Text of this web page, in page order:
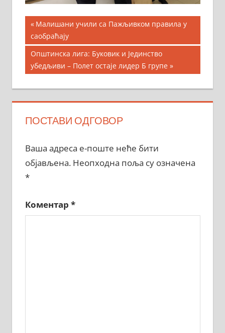
Кретање
чланка
Previous
Post:
Малишани учили са Пажљивком правила у
саобраћају
Next
Post:
Општинска лига: Буковик и Јединство
убедљиви – Полет остаје лидер Б групе
ПОСТАВИ ОДГОВОР
Ваша адреса е-поште неће бити
објављена. Неопходна поља су означена
*
Коментар *